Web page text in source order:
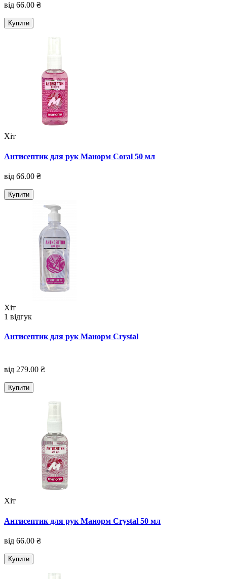
від 66.00 ₴
Купити
Хіт
Антисептик для рук Манорм Coral 50 мл
від 66.00 ₴
Купити
Хіт
1 відгук
Антисептик для рук Манорм Crystal
від 279.00 ₴
Купити
Хіт
Антисептик для рук Манорм Crystal 50 мл
від 66.00 ₴
Купити